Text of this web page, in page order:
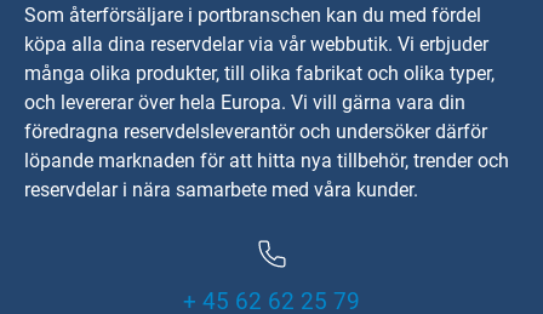
Som återförsäljare i portbranschen kan du med fördel
köpa alla dina reservdelar via vår webbutik. Vi erbjuder
många olika produkter, till olika fabrikat och olika typer,
och levererar över hela Europa. Vi vill gärna vara din
föredragna reservdelsleverantör och undersöker därför
löpande marknaden för att hitta nya tillbehör, trender och
reservdelar i nära samarbete med våra kunder.
+ 45 62 62 25 79